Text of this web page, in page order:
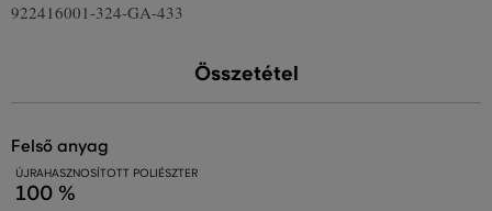
922416001-324-GA-433
Összetétel
felső anyag
ÚJRAHASZNOSÍTOTT POLIÉSZTER
100 %